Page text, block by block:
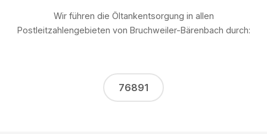
Wir führen die Öltankentsorgung in allen
Postleitzahlengebieten von Bruchweiler-Bärenbach durch:
76891